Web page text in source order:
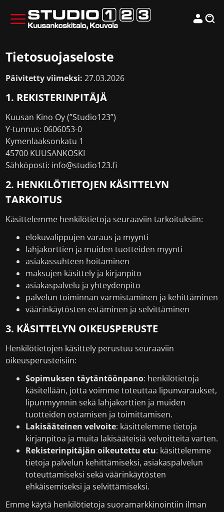
Tietosuojaseloste
Päivitetty viimeksi: 27.03.2026
1. REKISTERINPITÄJÄ
Kuusan Kino Oy (”Studio123”)
Y-tunnus: 0606053-0
Kymenlaaksonkatu 1
45700 KUUSANKOSKI
Sähköposti: info@studio123.fi
2. HENKILÖTIETOJEN KÄSITTELYN
TARKOITUS
Käsittelemme henkilötietoja seuraaviin tarkoituksiin:
elokuvalippujen varaus ja myynti
lahjakorttien ja muiden tuotteiden myynti
asiakassuhteen hoitaminen
maksujen käsittely ja kirjanpito
asiakaspalvelu ja yhteydenpito
palvelun toiminnan varmistaminen ja kehittäminen
väärinkäytösten estäminen ja selvittäminen
3. KÄSITTELYN OIKEUSPERUSTE
Henkilötietojen käsittely perustuu seuraaviin
oikeusperusteisiin:
Sopimuksen täytäntöönpano: henkilötietoja
käsitellään, jotta voimme toteuttaa lipunvaraukset,
lipunmyynnin sekä lahjakorttien ja muiden
tuotteiden ostamisen ja toimittamisen.
Lakisääteinen velvoite: käsittelemme tietoja
kirjanpitoa ja muita lakisääteisiä velvoitteita varten.
Rekisterinpitäjän oikeutettu etu: käsittelemme
tietoja palvelun kehittämiseksi, asiakaspalvelun
toteuttamiseksi sekä väärinkäytösten
ehkäisemiseksi ja selvittämiseksi.
Emme käytä henkilötietoja suoramarkkinointiin ilman